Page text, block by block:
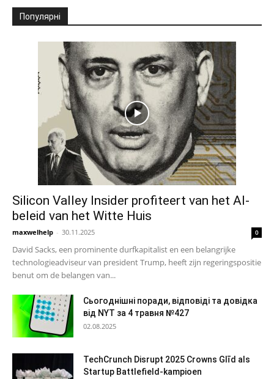
Популярні
Silicon Valley Insider profiteert van het AI-
beleid van het Witte Huis
maxwelhelp - 30.11.2025 0
David Sacks, een prominente durfkapitalist en een belangrijke
technologieadviseur van president Trump, heeft zijn regeringspositie
benut om de belangen van...
Сьогоднішні поради, відповіді та довідка
від NYT за 4 травня №427
02.08.2025
TechCrunch Disrupt 2025 Crowns Glīd als
Startup Battlefield-kampioen